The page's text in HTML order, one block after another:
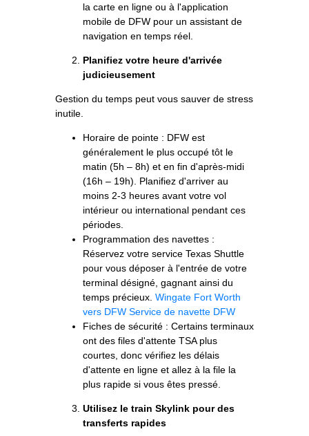
la carte en ligne ou à l'application
mobile de DFW pour un assistant de
navigation en temps réel.
Planifiez votre heure d'arrivée
judicieusement
Gestion du temps peut vous sauver de stress
inutile.
Horaire de pointe : DFW est
généralement le plus occupé tôt le
matin (5h – 8h) et en fin d'après-midi
(16h – 19h). Planifiez d'arriver au
moins 2-3 heures avant votre vol
intérieur ou international pendant ces
périodes.
Programmation des navettes :
Réservez votre service Texas Shuttle
pour vous déposer à l'entrée de votre
terminal désigné, gagnant ainsi du
temps précieux. Wingate Fort Worth
vers DFW Service de navette DFW
Fiches de sécurité : Certains terminaux
ont des files d'attente TSA plus
courtes, donc vérifiez les délais
d'attente en ligne et allez à la file la
plus rapide si vous êtes pressé.
Utilisez le train Skylink pour des
transferts rapides